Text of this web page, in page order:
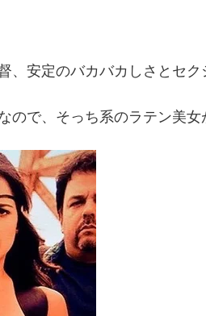
、安定のバカバカしさとセク
ので、そっち系のラテン美女